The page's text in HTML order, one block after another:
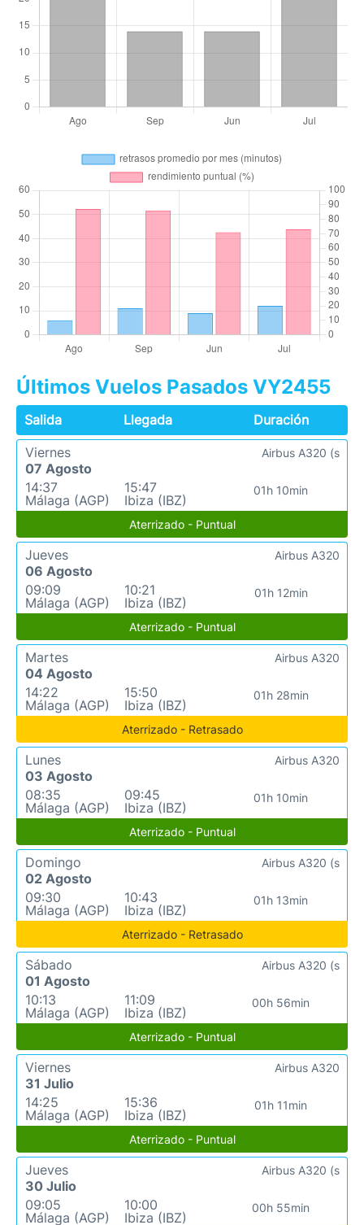
Últimos Vuelos Pasados VY2455
Salida Llegada
Duración
Viernes
07 Agosto
14:37
Málaga (AGP)
15:47
Ibiza (IBZ)
01h 10min
Airbus A320 (s
Aterrizado - Puntual
Jueves
06 Agosto
09:09
Málaga (AGP)
10:21
Ibiza (IBZ)
01h 12min
Airbus A320
Aterrizado - Puntual
Martes
04 Agosto
14:22
Málaga (AGP)
15:50
Ibiza (IBZ)
01h 28min
Airbus A320
Aterrizado - Retrasado
Lunes
03 Agosto
08:35
Málaga (AGP)
09:45
Ibiza (IBZ)
01h 10min
Airbus A320
Aterrizado - Puntual
Domingo
02 Agosto
09:30
Málaga (AGP)
10:43
Ibiza (IBZ)
01h 13min
Airbus A320 (s
Aterrizado - Retrasado
Sábado
01 Agosto
10:13
Málaga (AGP)
11:09
Ibiza (IBZ)
00h 56min
Airbus A320 (s
Aterrizado - Puntual
Viernes
31 Julio
14:25
Málaga (AGP)
15:36
Ibiza (IBZ)
01h 11min
Airbus A320
Aterrizado - Puntual
Jueves
30 Julio
09:05
Málaga (AGP)
10:00
Ibiza (IBZ)
00h 55min
Airbus A320 (s